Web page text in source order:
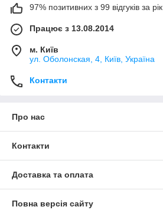
97% позитивних з 99 відгуків за рік
Працює з 13.08.2014
м. Київ
ул. Оболонская, 4, Київ, Україна
Контакти
Про нас
Контакти
Доставка та оплата
Повна версія сайту